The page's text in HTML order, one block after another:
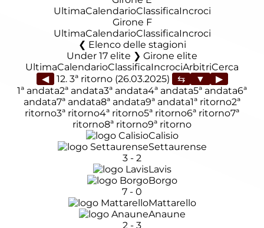
UltimaCalendarioClassificaIncroci
Girone F
UltimaCalendarioClassificaIncroci
Elenco delle stagioni
Under 17 elite ❯ Girone elite
UltimaCalendarioClassificaIncrociArbitriCerca
◀
12. 3ª ritorno (26.03.2025)
▶
1ª andata2ª andata3ª andata4ª andata5ª andata6ª
andata7ª andata8ª andata9ª andata1ª ritorno2ª
ritorno3ª ritorno4ª ritorno5ª ritorno6ª ritorno7ª
ritorno8ª ritorno9ª ritorno
Calisio
Settaurense
3 - 2
Lavis
Borgo
7 - 0
Mattarello
Anaune
2 - 3